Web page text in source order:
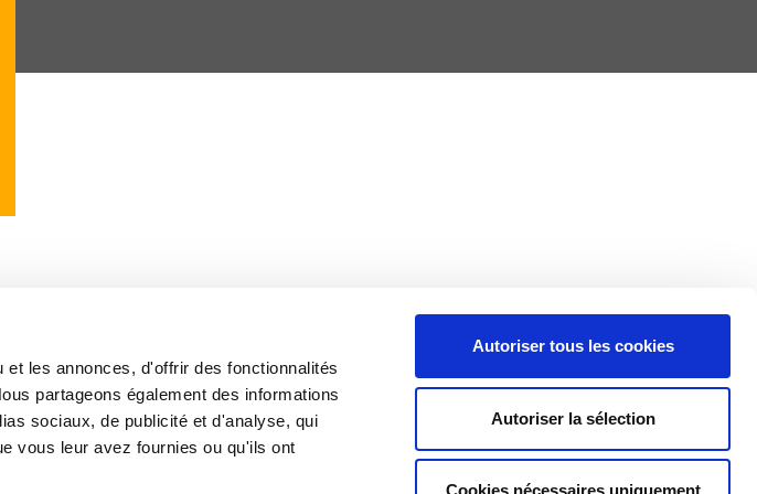
les annonces, d'offrir des fonctionnalités
partageons également des informations
sociaux, de publicité et d'analyse, qui
vous leur avez fournies ou qu'ils ont
Autoriser tous les cookies
Autoriser la sélection
Cookies nécessaires uniquement
States
Programmes
Team
Castings
Actus
Producer
guidelines
CGU et
Mentions